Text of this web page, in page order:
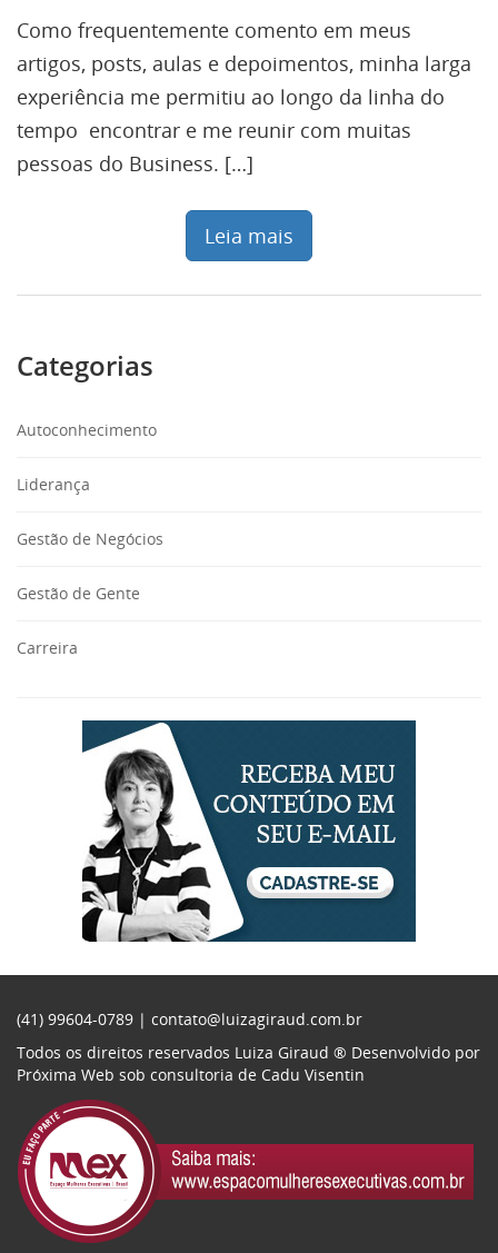
Como frequentemente comento em meus
artigos, posts, aulas e depoimentos, minha larga
experiência me permitiu ao longo da linha do
tempo encontrar e me reunir com muitas
pessoas do Business. […]
Leia mais
Categorias
Autoconhecimento
Liderança
Gestão de Negócios
Gestão de Gente
Carreira
(41) 99604-0789 | contato@luizagiraud.com.br
Todos os direitos reservados Luiza Giraud ® Desenvolvido por
Próxima Web sob consultoria de Cadu Visentin